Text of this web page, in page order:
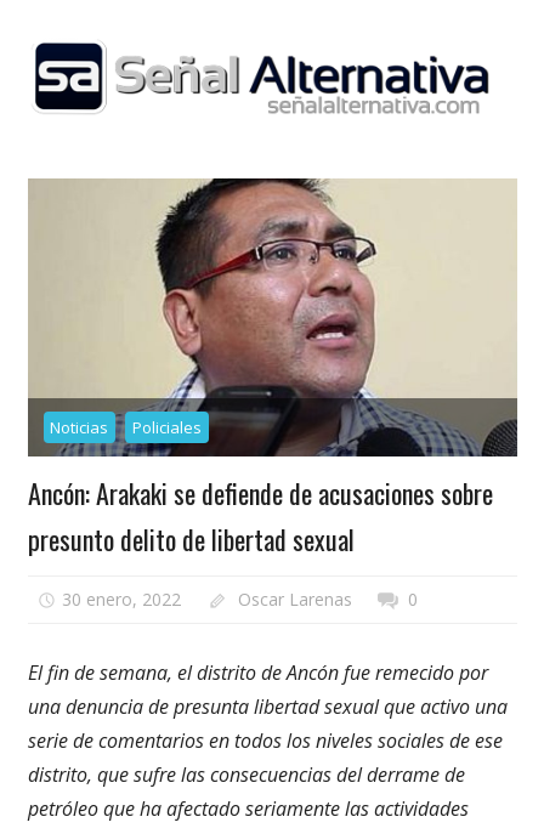
content
Noticias Policiales
Ancón: Arakaki se defiende de acusaciones sobre
presunto delito de libertad sexual
30 enero, 2022 Oscar Larenas 0
El fin de semana, el distrito de Ancón fue remecido por
una denuncia de presunta libertad sexual que activo una
serie de comentarios en todos los niveles sociales de ese
distrito, que sufre las consecuencias del derrame de
petróleo que ha afectado seriamente las actividades